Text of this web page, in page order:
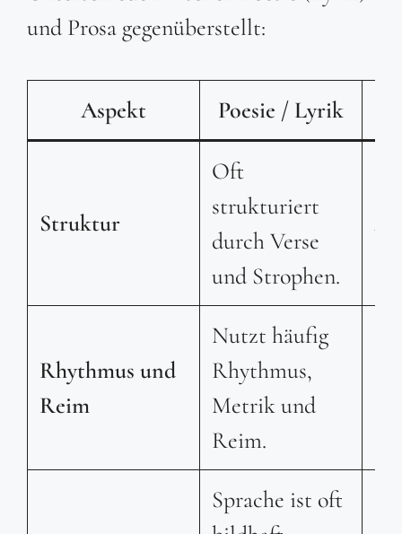
und Prosa gegenüberstellt:
Aspekt Poesie / Lyrik
Struktur
Oft
strukturiert
durch Verse
und Strophen.
Rhythmus und
Reim
Nutzt häufig
Rhythmus,
Metrik und
Reim.
Sprache ist oft